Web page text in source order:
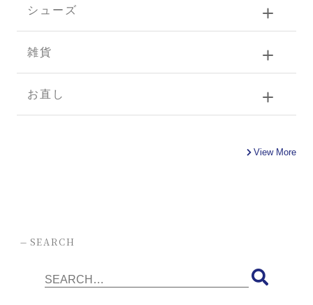
シューズ
雑貨
お直し
View More
-SEARCH